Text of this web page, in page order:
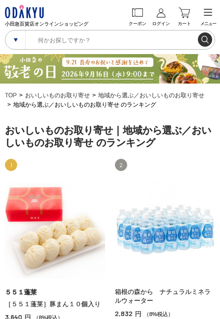
小田急百貨店オンラインショッピング クーポン ログイン カート メニュー
TOP おいしいものお取り寄せ
地域から選ぶ／おいしいものお取り寄せ
地域から選ぶ／おいしいものお取り寄せ のランキング
おいしいものお取り寄せ｜地域から選ぶ／おい
しいものお取り寄せ のランキング
1
５５１蓬莱
［５５１蓬莱］豚まん１０個入り
3,640 円 （8%税込）
2
箱根の森から ナチュラルミネラ
ルウォーター
2,832 円 （8%税込）